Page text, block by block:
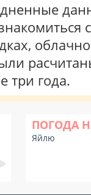
три года.
ПОГОДА
Яйлю